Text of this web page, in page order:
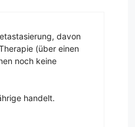
davon
(über einen
noch keine
handelt.